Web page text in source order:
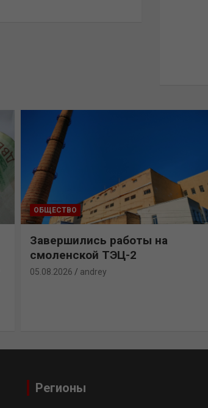
ОБЩЕСТВО
Завершились работы на
смоленской ТЭЦ-2
05.08.2026 andrey
Регионы